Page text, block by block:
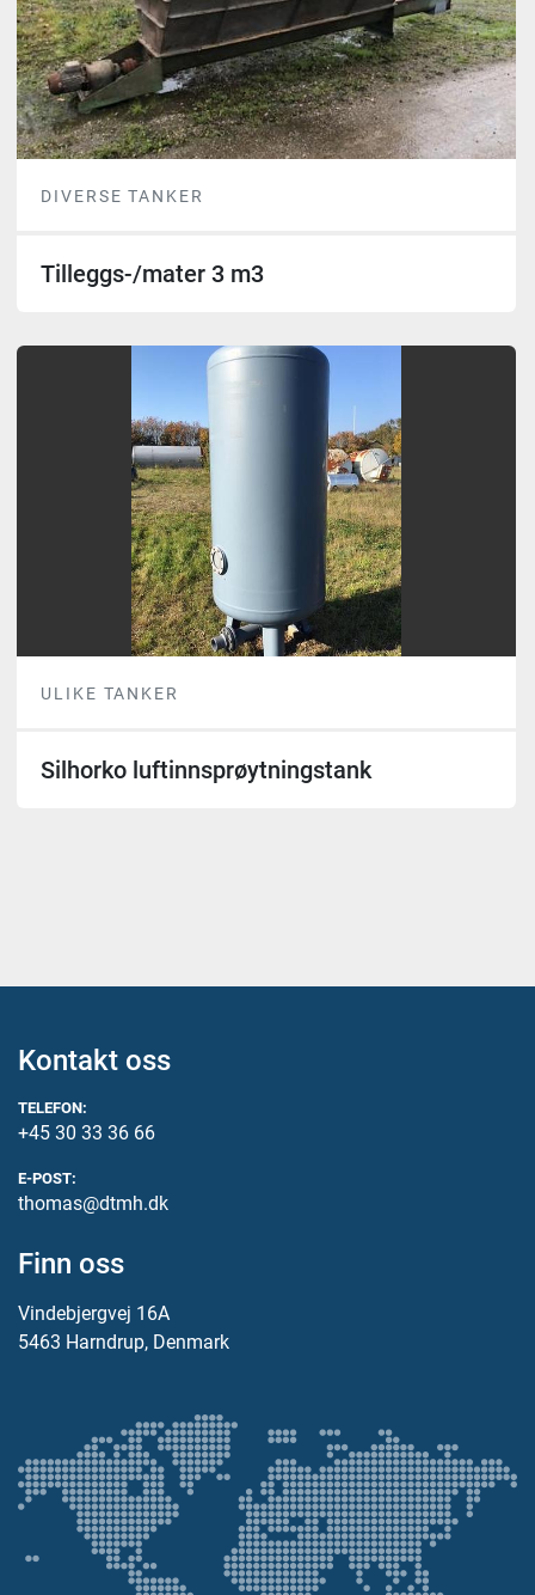
DIVERSE TANKER
Tilleggs-/mater 3 m3
ULIKE TANKER
Silhorko luftinnsprøytningstank
Kontakt oss
TELEFON:
+45 30 33 36 66
E-POST:
thomas@dtmh.dk
Finn oss
Vindebjergvej 16A
5463 Harndrup, Denmark